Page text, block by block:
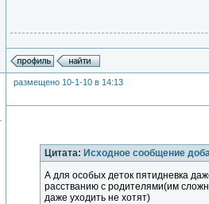
размещено 10-1-10 в 14:13
Цитата: Исходное сообщение
А для особых деток пятидневка
расстванию с родителями(им
даже уходить не хотят)